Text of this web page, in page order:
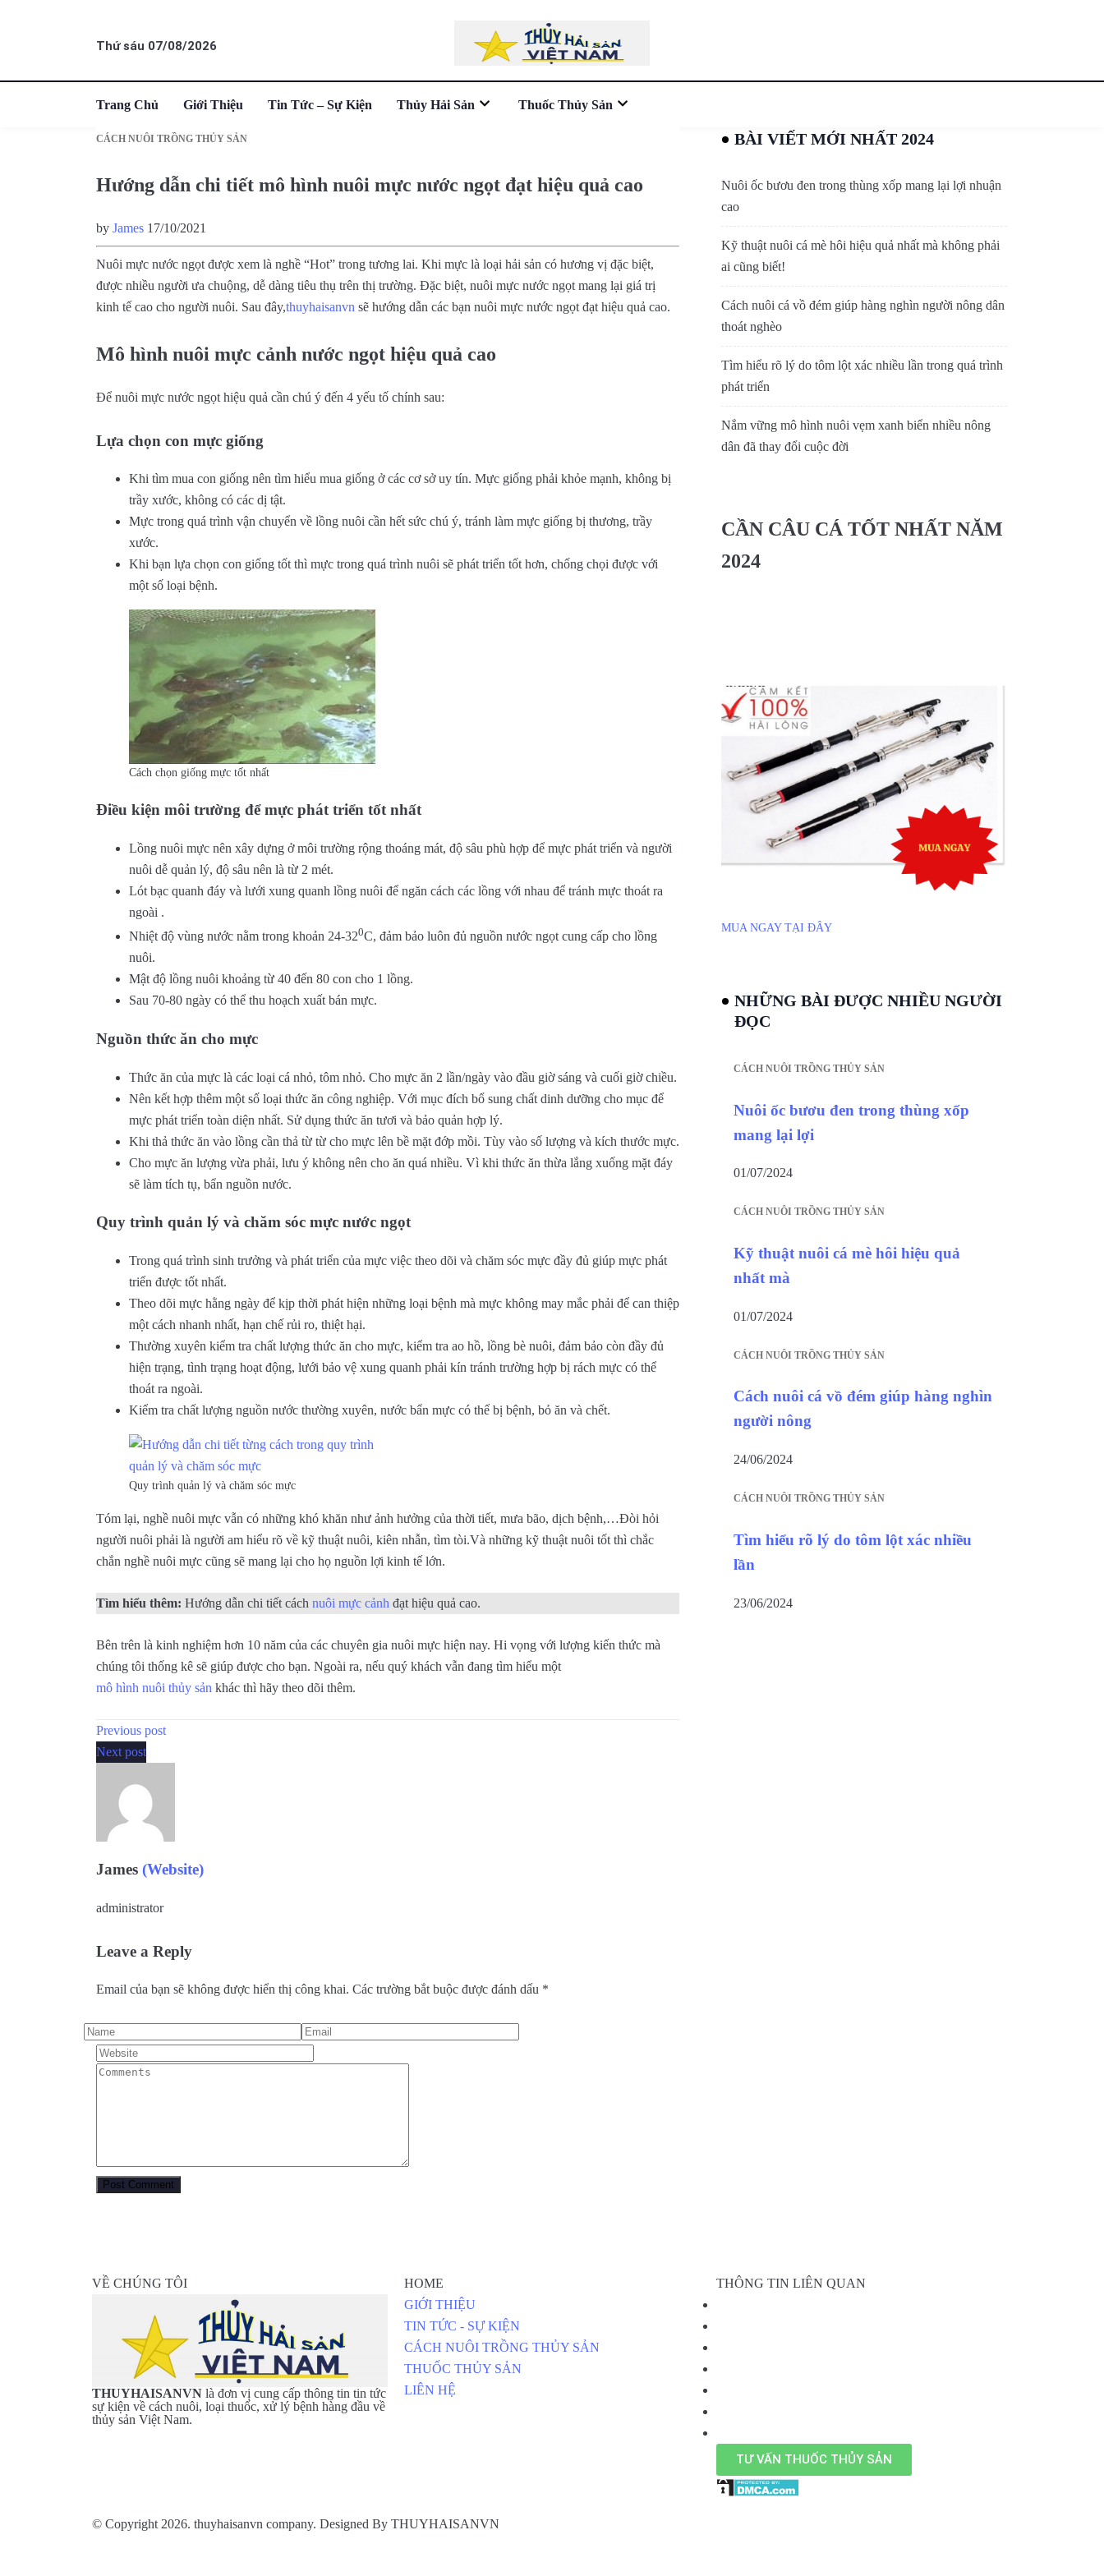
Thứ sáu 07/08/2026
Trang Chủ Giới Thiệu Tin Tức – Sự Kiện Thủy Hải Sản Thuốc Thủy Sản
CÁCH NUÔI TRỒNG THỦY SẢN
Hướng dẫn chi tiết mô hình nuôi mực nước ngọt đạt hiệu quả cao
by James 17/10/2021
Nuôi mực nước ngọt được xem là nghề “Hot” trong tương lai. Khi mực là loại hải sản có hương vị đặc biệt,
được nhiều người ưa chuộng, dễ dàng tiêu thụ trên thị trường. Đặc biệt, nuôi mực nước ngọt mang lại giá trị
kinh tế cao cho người nuôi. Sau đây,thuyhaisanvn sẽ hướng dẫn các bạn nuôi mực nước ngọt đạt hiệu quả cao.
Mô hình nuôi mực cảnh nước ngọt hiệu quả cao
Để nuôi mực nước ngọt hiệu quả cần chú ý đến 4 yếu tố chính sau:
Lựa chọn con mực giống
Khi tìm mua con giống nên tìm hiểu mua giống ở các cơ sở uy tín. Mực giống phải khỏe mạnh, không bị
trầy xước, không có các dị tật.
Mực trong quá trình vận chuyển về lồng nuôi cần hết sức chú ý, tránh làm mực giống bị thương, trầy
xước.
Khi bạn lựa chọn con giống tốt thì mực trong quá trình nuôi sẽ phát triển tốt hơn, chống chọi được với
một số loại bệnh.
Cách chọn giống mực tốt nhất
Điều kiện môi trường để mực phát triển tốt nhất
Lồng nuôi mực nên xây dựng ở môi trường rộng thoáng mát, độ sâu phù hợp để mực phát triển và người
nuôi dễ quản lý, độ sâu nên là từ 2 mét.
Lót bạc quanh đáy và lưới xung quanh lồng nuôi để ngăn cách các lồng với nhau để tránh mực thoát ra
ngoài .
Nhiệt độ vùng nước nằm trong khoản 24-320C, đảm bảo luôn đủ nguồn nước ngọt cung cấp cho lồng
nuôi.
Mật độ lồng nuôi khoảng từ 40 đến 80 con cho 1 lồng.
Sau 70-80 ngày có thể thu hoạch xuất bán mực.
Nguồn thức ăn cho mực
Thức ăn của mực là các loại cá nhỏ, tôm nhỏ. Cho mực ăn 2 lần/ngày vào đầu giờ sáng và cuối giờ chiều.
Nên kết hợp thêm một số loại thức ăn công nghiệp. Với mục đích bổ sung chất dinh dưỡng cho mục để
mực phát triển toàn diện nhất. Sử dụng thức ăn tươi và bảo quản hợp lý.
Khi thả thức ăn vào lồng cần thả từ từ cho mực lên bề mặt đớp mồi. Tùy vào số lượng và kích thước mực.
Cho mực ăn lượng vừa phải, lưu ý không nên cho ăn quá nhiều. Vì khi thức ăn thừa lắng xuống mặt đáy
sẽ làm tích tụ, bẩn nguồn nước.
Quy trình quản lý và chăm sóc mực nước ngọt
Trong quá trình sinh trưởng và phát triển của mực việc theo dõi và chăm sóc mực đầy đủ giúp mực phát
triển được tốt nhất.
Theo dõi mực hằng ngày để kịp thời phát hiện những loại bệnh mà mực không may mắc phải để can thiệp
một cách nhanh nhất, hạn chế rủi ro, thiệt hại.
Thường xuyên kiểm tra chất lượng thức ăn cho mực, kiểm tra ao hồ, lồng bè nuôi, đảm bảo còn đầy đủ
hiện trạng, tình trạng hoạt động, lưới bảo vệ xung quanh phải kín tránh trường hợp bị rách mực có thể
thoát ra ngoài.
Kiểm tra chất lượng nguồn nước thường xuyên, nước bẩn mực có thể bị bệnh, bỏ ăn và chết.
Quy trình quản lý và chăm sóc mực
Tóm lại, nghề nuôi mực vẫn có những khó khăn như ảnh hưởng của thời tiết, mưa bão, dịch bệnh,…Đòi hỏi
người nuôi phải là người am hiểu rõ về kỹ thuật nuôi, kiên nhẫn, tìm tòi.Và những kỹ thuật nuôi tốt thì chắc
chắn nghề nuôi mực cũng sẽ mang lại cho họ nguồn lợi kinh tế lớn.
Tìm hiểu thêm: Hướng dẫn chi tiết cách nuôi mực cảnh đạt hiệu quả cao.
Bên trên là kinh nghiệm hơn 10 năm của các chuyên gia nuôi mực hiện nay. Hi vọng với lượng kiến thức mà
chúng tôi thống kê sẽ giúp được cho bạn. Ngoài ra, nếu quý khách vẫn đang tìm hiểu một
mô hình nuôi thủy sản khác thì hãy theo dõi thêm.
Previous post
Next post
James (Website)
administrator
Leave a Reply
Email của bạn sẽ không được hiển thị công khai. Các trường bắt buộc được đánh dấu *
BÀI VIẾT MỚI NHẤT 2024
Nuôi ốc bươu đen trong thùng xốp mang lại lợi nhuận
cao
Kỹ thuật nuôi cá mè hôi hiệu quả nhất mà không phải
ai cũng biết!
Cách nuôi cá vồ đém giúp hàng nghìn người nông dân
thoát nghèo
Tìm hiểu rõ lý do tôm lột xác nhiều lần trong quá trình
phát triển
Nắm vững mô hình nuôi vẹm xanh biển nhiều nông
dân đã thay đổi cuộc đời
CẦN CÂU CÁ TỐT NHẤT NĂM
2024
MUA NGAY TẠI ĐÂY
NHỮNG BÀI ĐƯỢC NHIỀU NGƯỜI
ĐỌC
CÁCH NUÔI TRỒNG THỦY SẢN
Nuôi ốc bươu đen trong thùng xốp
mang lại lợi
01/07/2024
CÁCH NUÔI TRỒNG THỦY SẢN
Kỹ thuật nuôi cá mè hôi hiệu quả
nhất mà
01/07/2024
CÁCH NUÔI TRỒNG THỦY SẢN
Cách nuôi cá vồ đém giúp hàng nghìn
người nông
24/06/2024
CÁCH NUÔI TRỒNG THỦY SẢN
Tìm hiểu rõ lý do tôm lột xác nhiều
lần
23/06/2024
VỀ CHÚNG TÔI
THUYHAISANVN là đơn vị cung cấp thông tin tin tức
sự kiện về cách nuôi, loại thuốc, xử lý bệnh hàng đầu về
thủy sản Việt Nam.
HOME
GIỚI THIỆU
TIN TỨC - SỰ KIỆN
CÁCH NUÔI TRỒNG THỦY SẢN
THUỐC THỦY SẢN
LIÊN HỆ
THÔNG TIN LIÊN QUAN
TƯ VẤN THUỐC THỦY SẢN
© Copyright 2026. thuyhaisanvn company. Designed By THUYHAISANVN